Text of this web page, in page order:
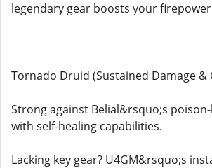
legendary gear boosts your
Tornado Druid (Sustained Damage &
Strong against Belial&rsquo;s
with self-healing capabilities.
Lacking key gear? U4GM&rsquo;s